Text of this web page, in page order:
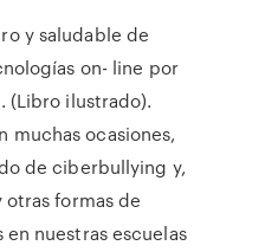
y saludable de
on- line por
(Libro ilustrado).
muchas ocasiones,
de ciberbullying y,
formas de
nuestras escuelas